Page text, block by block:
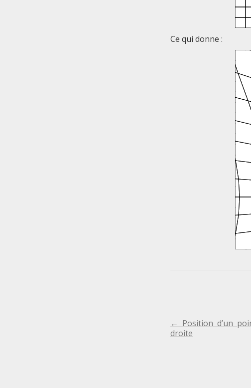
Ce qui donne :
← Position d’un
droite